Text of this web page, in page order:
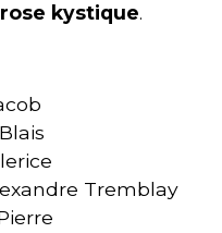
kystique.
Tremblay